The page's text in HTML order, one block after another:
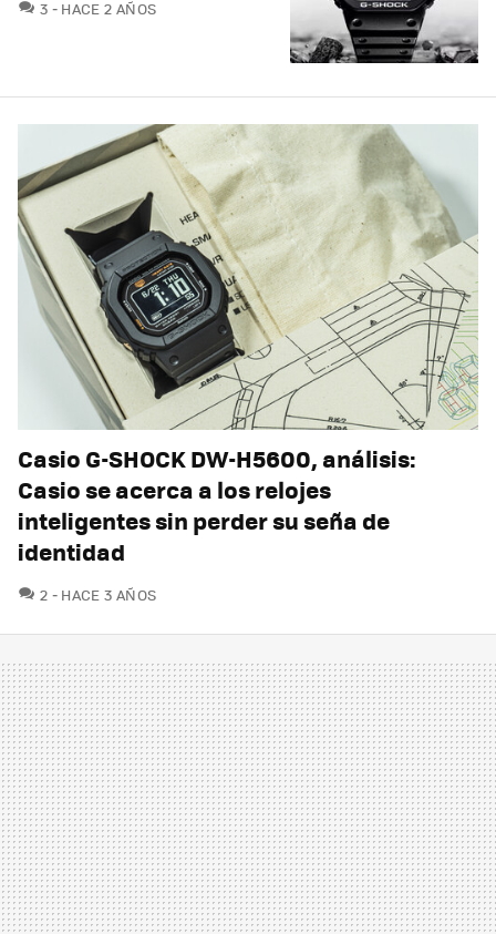
3 COMENTARIOS
HACE 2 AÑOS
Casio G-SHOCK DW-H5600, análisis:
Casio se acerca a los relojes
inteligentes sin perder su seña de
identidad
2 COMENTARIOS
HACE 3 AÑOS